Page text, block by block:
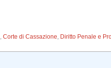
,Corte di Cassazione, Diritto Penale e